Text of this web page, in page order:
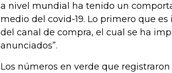
a nivel mundial ha tenido un
medio del covid-19. Lo primero que
del canal de compra, el cual se ha
anunciados”.
Los números en verde que